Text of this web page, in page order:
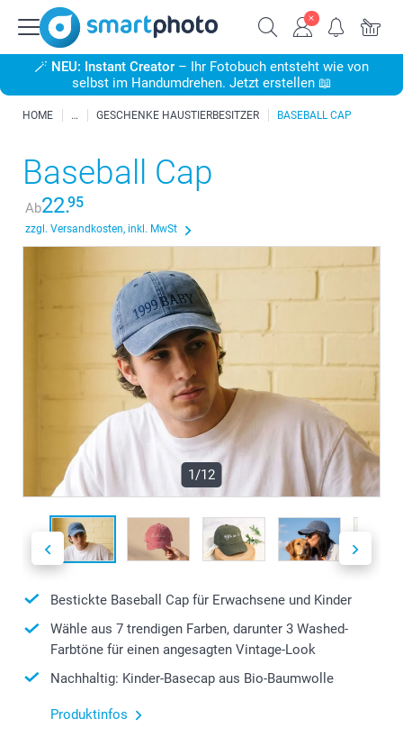
🪄 NEU: Instant Creator – Ihr Fotobuch entsteht wie von
selbst im Handumdrehen. Jetzt erstellen 📖
HOME GESCHENKE HAUSTIERBESITZER BASEBALL CAP
Baseball Cap
Ab22.95
zzgl. Versandkosten, inkl. MwSt
1/12
Bestickte Baseball Cap für Erwachsene und Kinder
Wähle aus 7 trendigen Farben, darunter 3 Washed-
Farbtöne für einen angesagten Vintage-Look
Nachhaltig: Kinder-Basecap aus Bio-Baumwolle
Produktinfos